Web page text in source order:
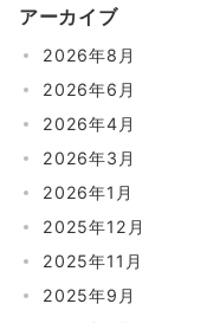
アーカイブ
2026年8月
2026年6月
2026年4月
2026年3月
2026年1月
2025年12月
2025年11月
2025年9月